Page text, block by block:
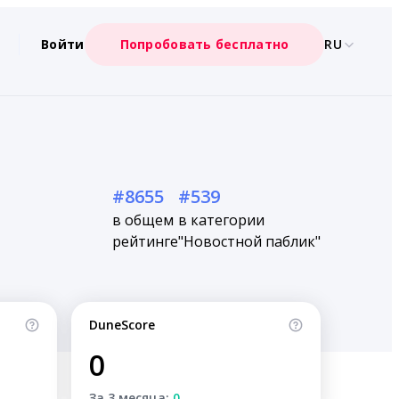
Войти Попробовать бесплатно RU
#8655
в общем
рейтинге
#539
в категории
"Новостной паблик"
DuneScore
0